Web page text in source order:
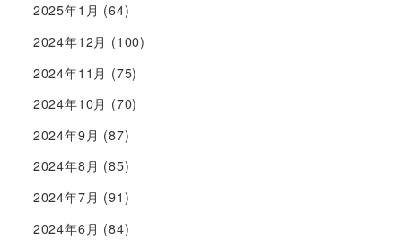
2025年1月 (64)
2024年12月 (100)
2024年11月 (75)
2024年10月 (70)
2024年9月 (87)
2024年8月 (85)
2024年7月 (91)
2024年6月 (84)